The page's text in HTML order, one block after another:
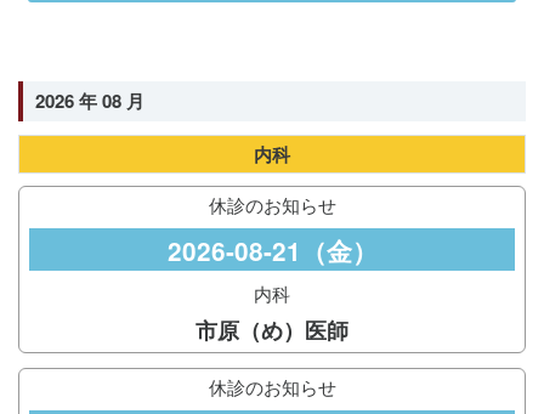
2026 年 08 月
内科
休診のお知らせ
2026-08-21（金）
内科
市原（め）医師
休診のお知らせ